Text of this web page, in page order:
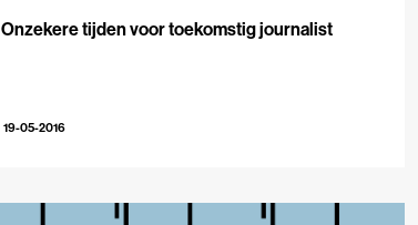
Onzekere tijden voor toekomstig journalist
19-05-2016